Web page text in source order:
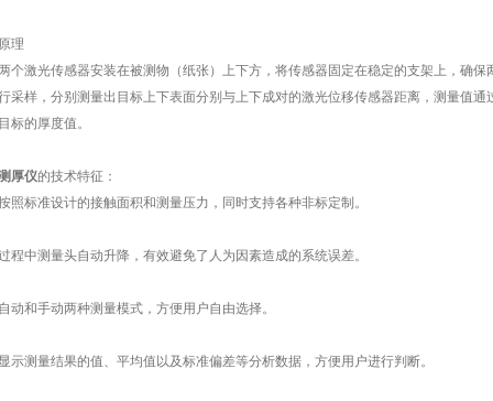
理
激光传感器安装在被测物（纸张）上下方，将传感器固定在稳定的支架上，确保
采样，分别测量出目标上下表面分别与上下成对的激光位移传感器距离，测量值
标的厚度值。
厚仪的技术特征：
标准设计的接触面积和测量压力，同时支持各种非标定制。
中测量头自动升降，有效避免了人为因素造成的系统误差。
和手动两种测量模式，方便用户自由选择。
测量结果的值、平均值以及标准偏差等分析数据，方便用户进行判断。